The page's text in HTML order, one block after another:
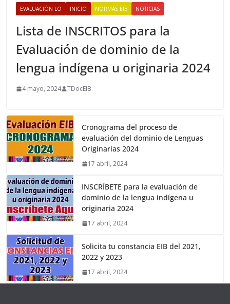
EVALUACIÓN LO INICIO NORMAS EIB NOTICIAS
Lista de INSCRITOS para la
Evaluación de dominio de la
lengua indígena u originaria 2024
4 mayo, 2024 TDocEIB
Cronograma del proceso de
evaluación del dominio de Lenguas
Originarias 2024
17 abril, 2024
INSCRÍBETE para la evaluación de
dominio de la lengua indígena u
originaria 2024
17 abril, 2024
Solicita tu constancia EIB del 2021,
2022 y 2023
17 abril, 2024